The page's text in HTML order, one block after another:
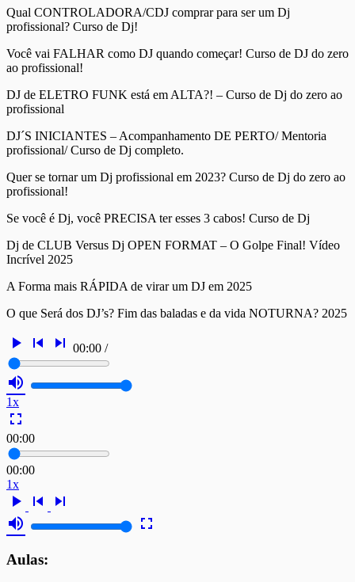
Qual CONTROLADORA/CDJ comprar para ser um Dj
profissional? Curso de Dj!
Você vai FALHAR como DJ quando começar! Curso de DJ do zero
ao profissional!
DJ de ELETRO FUNK está em ALTA?! – Curso de Dj do zero ao
profissional
DJ´S INICIANTES – Acompanhamento DE PERTO/ Mentoria
profissional/ Curso de Dj completo.
Quer se tornar um Dj profissional em 2023? Curso de Dj do zero ao
profissional!
Se você é Dj, você PRECISA ter esses 3 cabos! Curso de Dj
Dj de CLUB Versus Dj OPEN FORMAT – O Golpe Final! Vídeo
Incrível 2025
A Forma mais RÁPIDA de virar um DJ em 2025
O que Será dos DJ’s? Fim das baladas e da vida NOTURNA? 2025
play_arrow skip_previous skip_next 00:00 /
volume_up
1x
fullscreen
00:00
00:00
1x
play_arrow skip_previous
skip_next
volume_up
fullscreen
Aulas: